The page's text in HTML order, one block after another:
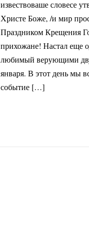
извествоваше словесе
Христе Боже, /и мир
Праздником Крещения
прихожане! Настал еще
любимый верующими
января. В этот день мы
событие […]